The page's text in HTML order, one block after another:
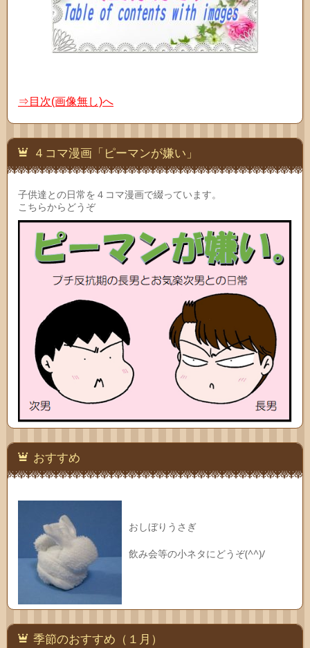
⇒目次(画像無し)へ
４コマ漫画「ピーマンが嫌い」
子供達との日常を４コマ漫画で綴っています。
こちらからどうぞ
おすすめ
おしぼりうさぎ
飲み会等の小ネタにどうぞ(^^)/
季節のおすすめ（１月）